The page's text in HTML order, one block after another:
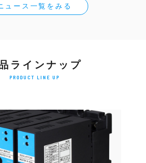
ュース一覧をみる
ラインナップ
PRODUCT LINE UP